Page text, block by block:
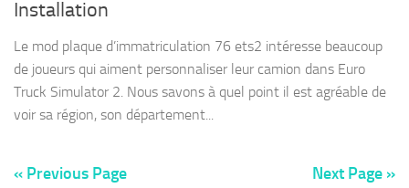
Installation
Le mod plaque d’immatriculation 76 ets2 intéresse beaucoup
de joueurs qui aiment personnaliser leur camion dans Euro
Truck Simulator 2. Nous savons à quel point il est agréable de
voir sa région, son département...
« Previous Page Next Page »